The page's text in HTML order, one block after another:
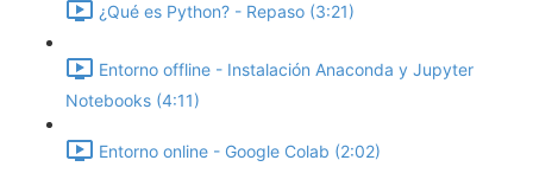
¿Qué es Python? - Repaso (3:21)
Entorno offline - Instalación Anaconda y Jupyter
Notebooks (4:11)
Entorno online - Google Colab (2:02)